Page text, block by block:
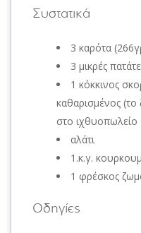
Συστατικά
3 καρότα
3 μικρές
1 κόκκινος
καθαρισμένος (το
στο ιχθυοπωλείο
αλάτι
1.κ.γ.
1 φρέσκος
Οδηγίες